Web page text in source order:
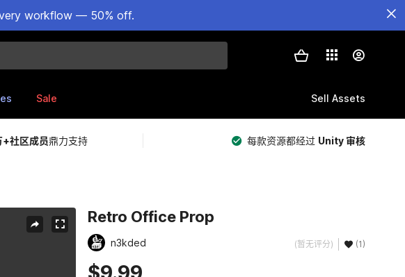
workflow — 50% off.
Sale Sell Assets
+社区成员鼎力支持 每款资源都经过 Unity 审核
Retro Office Prop
n3kded (暂无评分) (1)